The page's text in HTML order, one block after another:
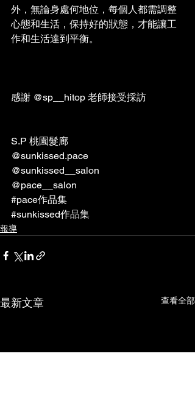
外，無論身處何地位，每個人都需調整
心態和生活，保持好的狀態，才能讓工
作和生活達到平衡。
感謝 @sp__hitop 老師接受採訪
S.P 桃園髮廊
@sunkissed.pace
@sunkissed__salon
@pace__salon
#pace作品集
#sunkissed作品集
報導
最新文章 查看全部